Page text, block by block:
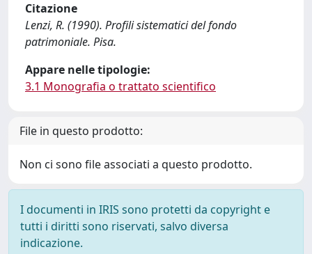
Citazione
Lenzi, R. (1990). Profili sistematici del fondo
patrimoniale. Pisa.
Appare nelle tipologie:
3.1 Monografia o trattato scientifico
File in questo prodotto:
Non ci sono file associati a questo prodotto.
I documenti in IRIS sono protetti da copyright e
tutti i diritti sono riservati, salvo diversa
indicazione.